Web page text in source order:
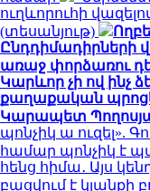
ուղևորուհի
(տեսանյութ)
Ընդդիմադիրների
առաջ փորձառու
Կարևոր չի ով ինչ
քաղաքական
Կարապետ
պոնչիկ ա ուզել».
համար պոնչիկ է
հենց հիմա․ Այս
բացվում է կյանքի